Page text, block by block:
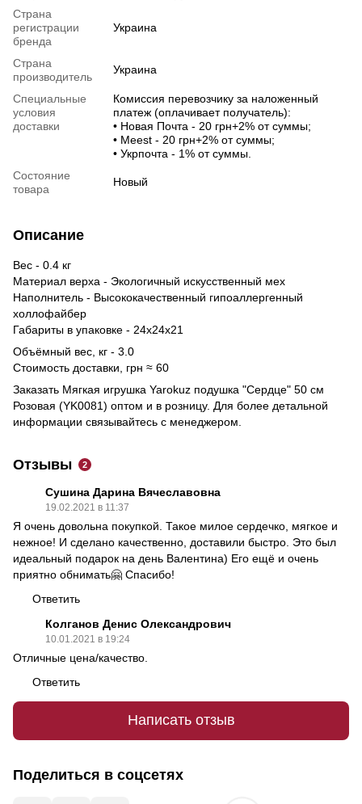
Страна
регистрации
бренда
Украина
Страна
производитель
Украина
Специальные
условия
доставки
Комиссия перевозчику за наложенный
платеж (оплачивает получатель):
• Новая Почта - 20 грн+2% от суммы;
• Meest - 20 грн+2% от суммы;
• Укрпочта - 1% от суммы.
Состояние
товара
Новый
Описание
Вес - 0.4 кг
Материал верха - Экологичный искусственный мех
Наполнитель - Высококачественный гипоаллергенный
холлофайбер
Габариты в упаковке - 24х24х21
Объёмный вес, кг - 3.0
Стоимость доставки, грн ≈ 60
Заказать Мягкая игрушка Yarokuz подушка "Сердце" 50 см
Розовая (YK0081) оптом и в розницу. Для более детальной
информации связывайтесь с менеджером.
Отзывы 2
Сушина Дарина Вячеславовна
19.02.2021 в 11:37
Я очень довольна покупкой. Такое милое сердечко, мягкое и
нежное! И сделано качественно, доставили быстро. Это был
идеальный подарок на день Валентина) Его ещё и очень
приятно обнимать🤗 Спасибо!
Ответить
Колганов Денис Олександрович
10.01.2021 в 19:24
Отличные цена/качество.
Ответить
Написать отзыв
Поделиться в соцсетях